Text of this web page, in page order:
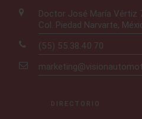
Doctor José María Vértiz
Col. Piedad Narvarte,
(55) 55.38.40.70
DIRECTORIO